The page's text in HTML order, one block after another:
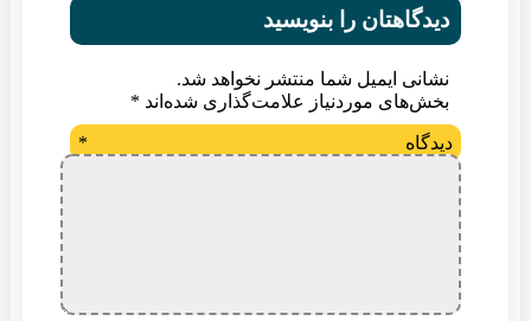
دیدگاهتان را بنویسید
نشانی ایمیل شما منتشر نخواهد شد.
بخش‌های موردنیاز علامت‌گذاری شده‌اند *
دیدگاه *